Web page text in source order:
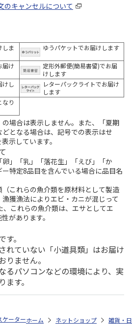
のキャンセルについて
しま
ゆうパケットでお届けします
届け
定形外郵便(簡易書留)でお届
けします
けし
レターパックライトでお届け
します
なり
場合は表示しません。また、「夏期
となる場合は、記号での表示はせ
示しています。
」「乳」「落花生」「えび」「か
特定8品目を含んでいる場合に品目名
これらの魚介類を原材料として製造
獲漁法によりエビ・カニが混じって
、これらの魚介類は、エサとしてエ
があります。
。
れていない「小道具類」はお届け
りません。
るパソコンなどの環境により、実
す。
ケーター スエット素材ダイカットランチバ
ホーム ネットショップ 雑貨・